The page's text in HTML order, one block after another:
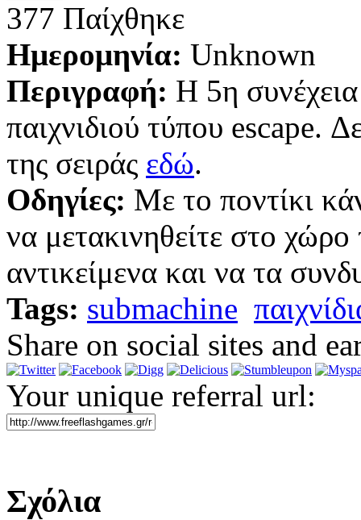
377 Παίχθηκε
Ημερομηνία: Unknown
Περιγραφή: Η 5η
παιχνιδιού τύπου escape.
της σειράς εδώ.
Οδηγίες: Με το ποντίκι
να μετακινηθείτε στο χώρο
αντικείμενα και να τα
Tags: submachine
Share on social sites and
Your unique referral url:
Σχόλια